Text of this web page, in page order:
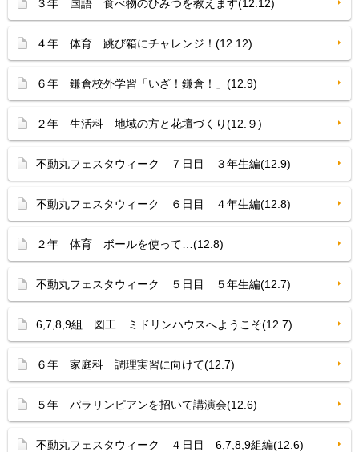
３年 国語 食べ物のひみつを教えます(12.12)
４年 体育 跳び箱にチャレンジ！(12.12)
６年 鎌倉校外学習「いざ！鎌倉！」(12.9)
２年 生活科 地域の方と花壇づくり(12.９)
不動丸フェスタウィーク ７日目 ３年生編(12.9)
不動丸フェスタウィーク ６日目 ４年生編(12.8)
２年 体育 ボールを使って…(12.8)
不動丸フェスタウィーク ５日目 ５年生編(12.7)
6,7,8,9組 図工 ミドリンハウスへようこそ(12.7)
６年 家庭科 調理実習に向けて(12.7)
５年 パラリンピアンを招いて講演会(12.6)
不動丸フェスタウィーク ４日目 6,7,8,9組編(12.6)